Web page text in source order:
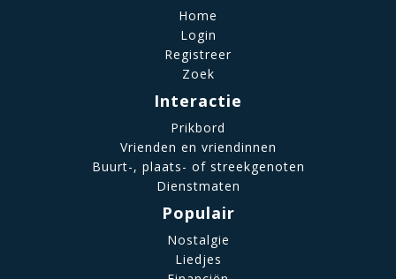
Home
Login
Registreer
Zoek
Interactie
Prikbord
Vrienden en vriendinnen
Buurt-, plaats- of streekgenoten
Dienstmaten
Populair
Nostalgie
Liedjes